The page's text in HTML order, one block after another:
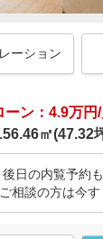
ーション
ーン：4.9万円
㎡(47.32
日の内覧予約
相談の方は今す